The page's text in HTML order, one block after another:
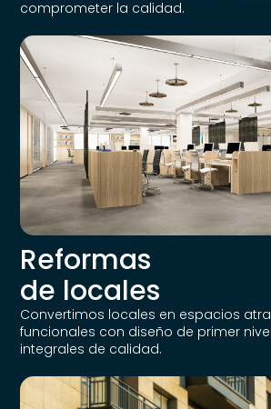
comprometer la calidad.
Reformas
de locales
Convertimos locales en espacios
funcionales con diseño de primer
integrales de calidad.